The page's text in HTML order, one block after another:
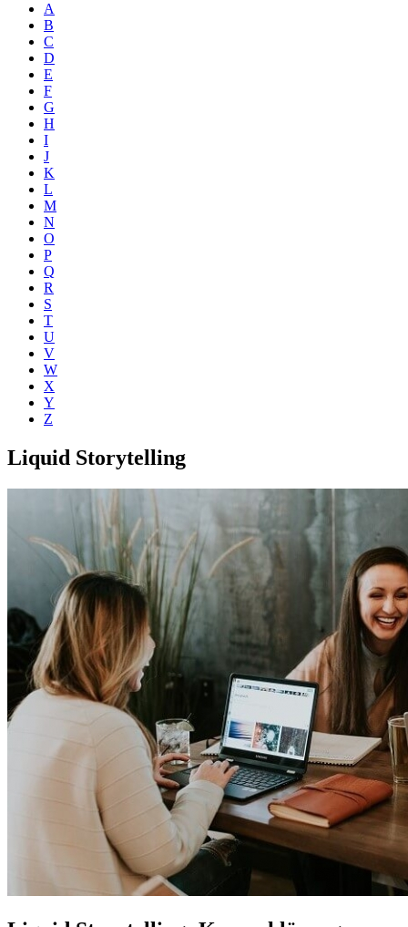
A
B
C
D
E
F
G
H
I
J
K
L
M
N
O
P
Q
R
S
T
U
V
W
X
Y
Z
Liquid Storytelling